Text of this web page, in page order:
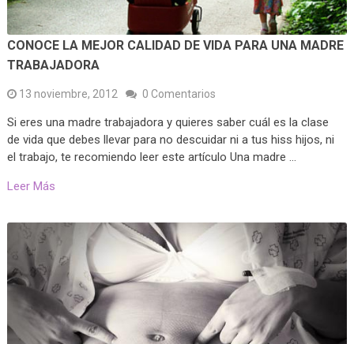
CONOCE LA MEJOR CALIDAD DE VIDA PARA UNA MADRE
TRABAJADORA
13 noviembre, 2012 0 Comentarios
Si eres una madre trabajadora y quieres saber cuál es la clase
de vida que debes llevar para no descuidar ni a tus hiss hijos, ni
el trabajo, te recomiendo leer este artículo Una madre …
Leer Más